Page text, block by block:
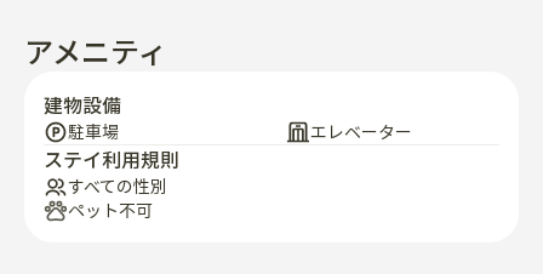
アメニティ
建物設備
駐車場 エレベーター
ステイ利用規則
すべての性別
ペット不可